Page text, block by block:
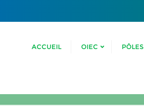
ACCUEIL OIEC PÔLES